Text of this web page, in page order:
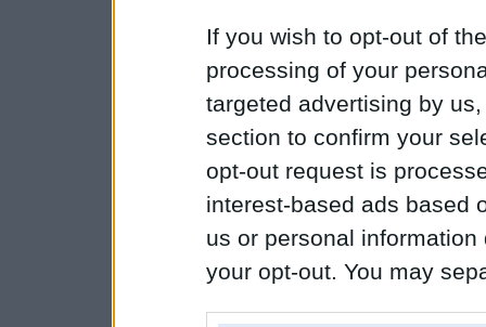
If you wish to opt-out of
processing of your
targeted advertising by
section to confirm your
opt-out request is
interest-based ads based
us or personal
your opt-out. You may